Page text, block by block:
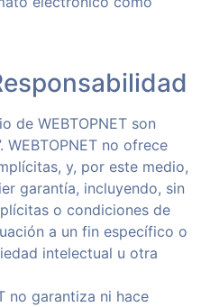
de WEBTOPNET son
WEBTOPNET no ofrece
y, por este medio,
garantía, incluyendo, sin
o condiciones de
a un fin específico o
intelectual u otra
no garantiza ni hace